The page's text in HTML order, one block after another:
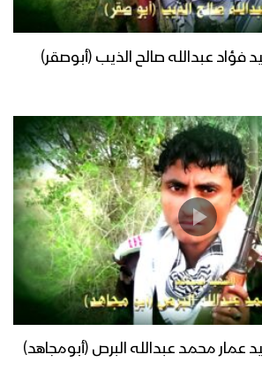
فؤاد عبدالله صالح الذيب (أبوصقر)
عمار محمد عبدالله البرص (أبومجاهد)